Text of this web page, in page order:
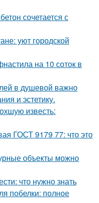
сочетается с
уют городской
на 10 соток в
в душевой важно
и эстетику.
известь:
ГОСТ 9179 77: что это
объекты можно
что нужно знать
побелки: полное